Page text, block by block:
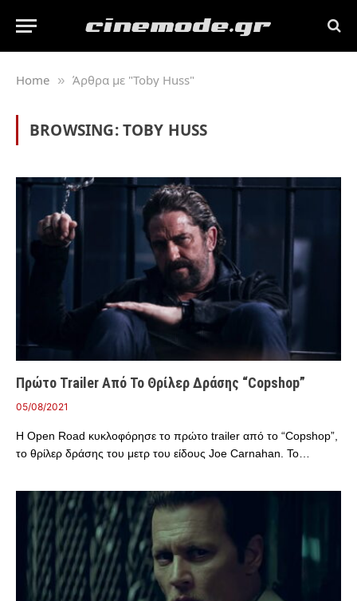
Home » Άρθρα με "Toby Huss"
BROWSING:TOBY HUSS
Πρώτο Trailer Από Το Θρίλερ Δράσης “Copshop”
05/08/2021
Η Open Road κυκλοφόρησε το πρώτο trailer από το “Copshop”,
το θρίλερ δράσης του μετρ του είδους Joe Carnahan. Το…